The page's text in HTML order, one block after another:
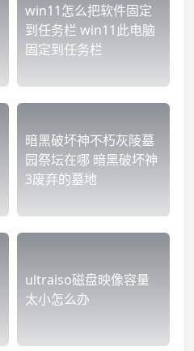
win11怎么把软件固定
到任务栏 win11此电脑
固定到任务栏
暗黑破坏神不朽灰陵墓
园祭坛在哪 暗黑破坏神
3废弃的墓地
ultraiso磁盘映像容量
太小怎么办